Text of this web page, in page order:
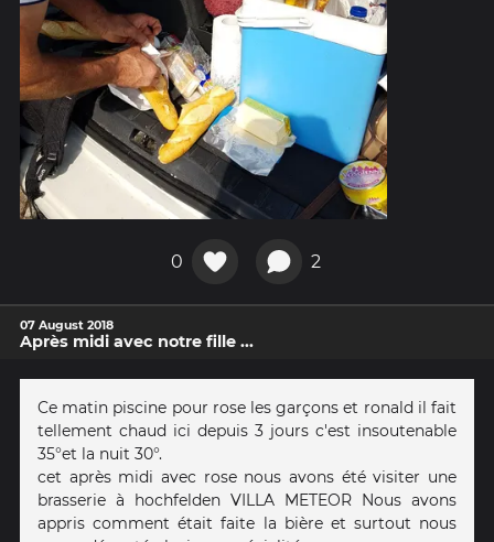
0 2
07 August 2018
Après midi avec notre fille ...
Ce matin piscine pour rose les garçons et ronald il fait
tellement chaud ici depuis 3 jours c'est insoutenable
35°et la nuit 30°.
cet après midi avec rose nous avons été visiter une
brasserie à hochfelden VILLA METEOR Nous avons
appris comment était faite la bière et surtout nous